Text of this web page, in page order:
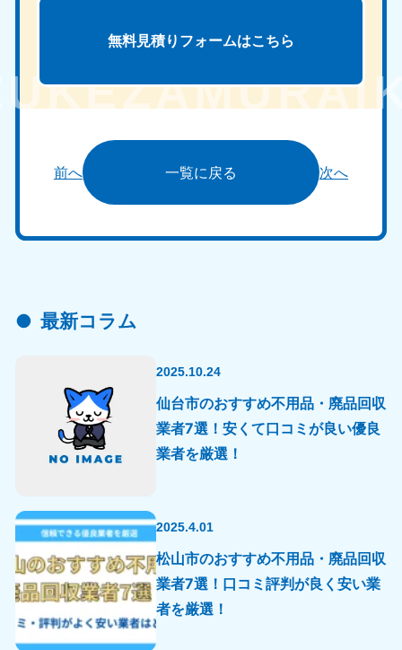
無料見積りフォームはこちら
前へ 一覧に戻る 次へ
最新コラム
2025.10.24
仙台市のおすすめ不用品・廃品回収
業者7選！安くて口コミが良い優良
業者を厳選！
2025.4.01
松山市のおすすめ不用品・廃品回収
業者7選！口コミ評判が良く安い業
者を厳選！